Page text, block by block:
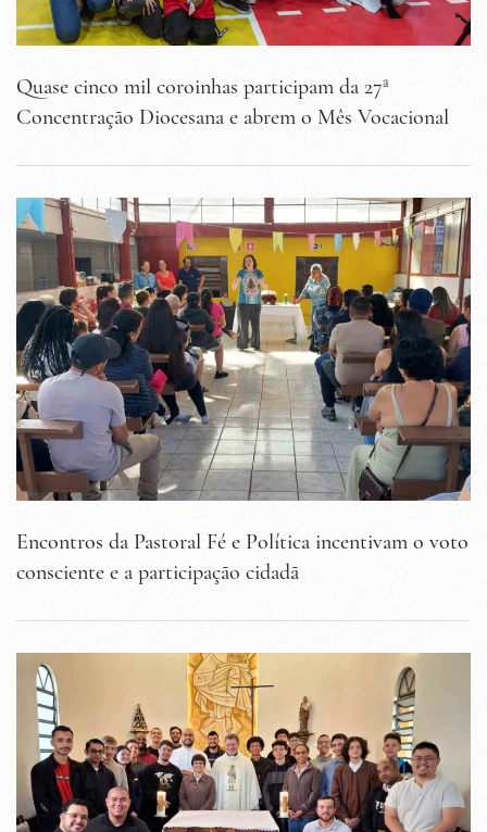
Quase cinco mil coroinhas participam da 27ª
Concentração Diocesana e abrem o Mês Vocacional
Encontros da Pastoral Fé e Política incentivam o voto
consciente e a participação cidadã